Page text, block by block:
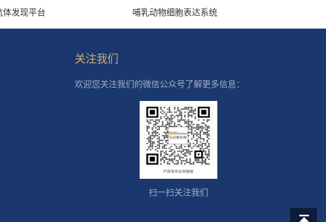
体发现平台 哺乳动物细胞表达系统
关注我们
欢迎您关注我们的微信公众号了解更多信息：
扫一扫关注我们